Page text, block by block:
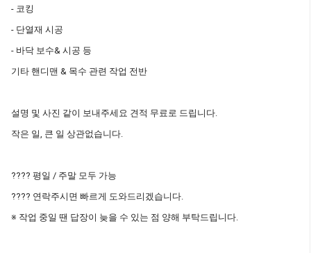
- 코킹
- 단열재 시공
- 바닥 보수& 시공 등
기타 핸디맨 & 목수 관련 작업 전반
설명 및 사진 같이 보내주세요 견적 무료로 드립니다.
작은 일, 큰 일 상관없습니다.
???? 평일 / 주말 모두 가능
???? 연락주시면 빠르게 도와드리겠습니다.
※ 작업 중일 땐 답장이 늦을 수 있는 점 양해 부탁드립니다.